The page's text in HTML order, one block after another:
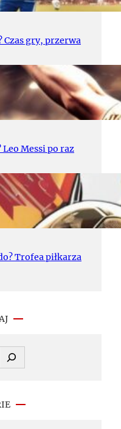
Czas gry, przerwa
Leo Messi po raz
Trofea piłkarza